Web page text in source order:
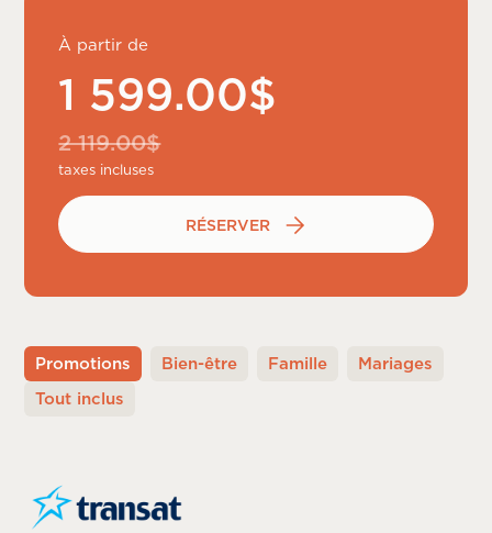
À partir de
1 599.00$
2 119.00$
taxes incluses
RÉSERVER
Promotions Bien-être Famille
Mariages
Tout inclus